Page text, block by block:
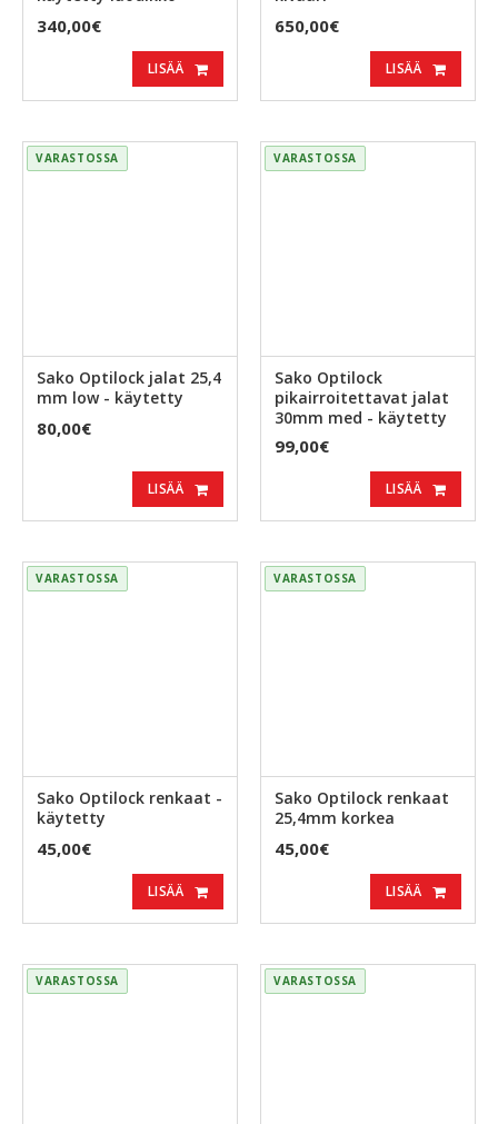
340,00€
LISÄÄ
650,00€
LISÄÄ
VARASTOSSA
Sako Optilock jalat 25,4
mm low - käytetty
80,00€
LISÄÄ
VARASTOSSA
Sako Optilock
pikairroitettavat jalat
30mm med - käytetty
99,00€
LISÄÄ
VARASTOSSA
Sako Optilock renkaat -
käytetty
45,00€
LISÄÄ
VARASTOSSA
Sako Optilock renkaat
25,4mm korkea
45,00€
LISÄÄ
VARASTOSSA VARASTOSSA